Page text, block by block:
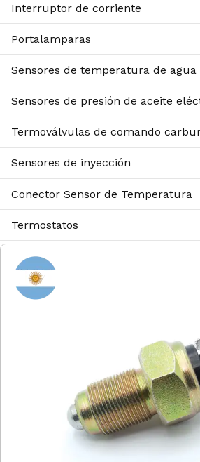
Interruptor de corriente
Portalamparas
Sensores de temperatura de agua
Sensores de presión de aceite
Termoválvulas de comando
Sensores de inyección
Conector Sensor de Temperatura
Termostatos